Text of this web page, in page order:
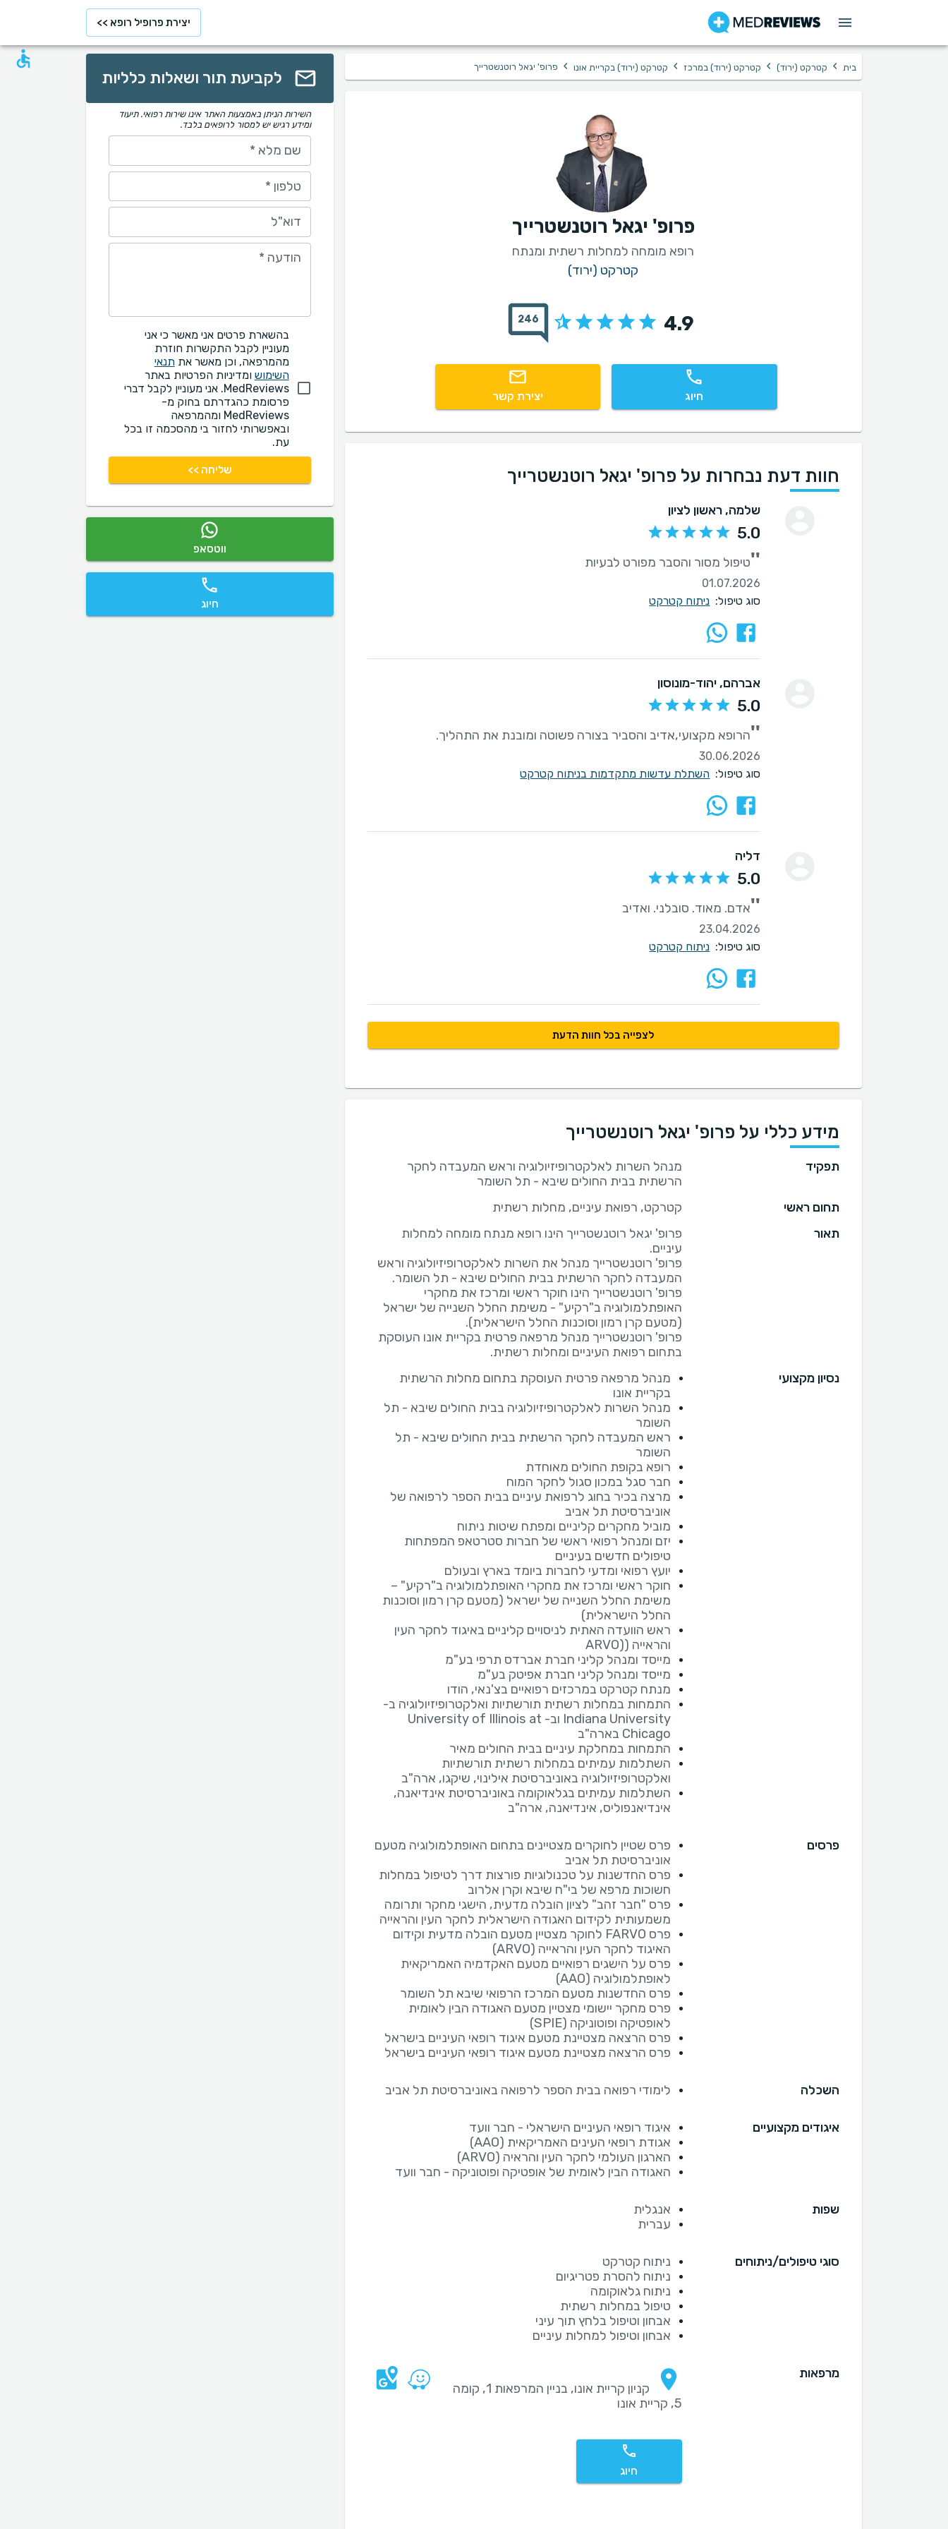
יצירת פרופיל רופא >>
בית › קטרקט (ירוד) › קטרקט (ירוד) במרכז › קטרקט (ירוד) בקריית אונו › פרופ' יגאל רוטנשטרייך
פרופ' יגאל רוטנשטרייך
רופא מומחה למחלות רשתית ומנתח
קטרקט (ירוד)
4.9
246
חיוג יצירת קשר
חוות דעת נבחרות על פרופ' יגאל רוטנשטרייך
שלמה, ראשון לציון
5.0
''טיפול מסור והסבר מפורט לבעיות
01.07.2026
סוג טיפול: ניתוח קטרקט
אברהם, יהוד-מונוסון
5.0
''הרופא מקצועי,אדיב והסביר בצורה פשוטה ומובנת את התהליך.
30.06.2026
סוג טיפול: השתלת עדשות מתקדמות בניתוח קטרקט
דליה
5.0
''אדם. מאוד. סובלני. ואדיב
23.04.2026
סוג טיפול: ניתוח קטרקט
לצפייה בכל חוות הדעת
מידע כללי על פרופ' יגאל רוטנשטרייך
תפקיד
מנהל השרות לאלקטרופיזיולוגיה וראש המעבדה לחקר
הרשתית בבית החולים שיבא - תל השומר
תחום ראשי
קטרקט, רפואת עיניים, מחלות רשתית
תאור
פרופ' יגאל רוטנשטרייך הינו רופא מנתח מומחה למחלות
פרופ' רוטנשטרייך מנהל את השרות לאלקטרופיזיולוגיה וראש
פרופ' רוטנשטרייך הינו חוקר ראשי ומרכז את מחקרי
האופתלמולוגיה ב"רקיע" - משימת החלל השנייה של ישראל
פרופ' רוטנשטרייך מנהל מרפאה פרטית בקריית אונו העוסקת
בתחום רפואת העיניים ומחלות רשתית.
נסיון מקצועי
מנהל מרפאה פרטית העוסקת בתחום מחלות הרשתית
בקריית אונו
מנהל השרות לאלקטרופיזיולוגיה בבית החולים שיבא - תל
השומר
ראש המעבדה לחקר הרשתית בבית החולים שיבא - תל
השומר
רופא בקופת החולים מאוחדת
חבר סגל במכון סגול לחקר המוח
מרצה בכיר בחוג לרפואת עיניים בבית הספר לרפואה של
אוניברסיטת תל אביב
מוביל מחקרים קליניים ומפתח שיטות ניתוח
יזם ומנהל רפואי ראשי של חברות סטרטאפ המפתחות
טיפולים חדשים בעיניים
יועץ רפואי ומדעי לחברות ביומד בארץ ובעולם
חוקר ראשי ומרכז את מחקרי האופתלמולוגיה ב"רקיע" –
משימת החלל השנייה של ישראל (מטעם קרן רמון וסוכנות
החלל הישראלית)
ראש הוועדה האתית לניסויים קליניים באיגוד לחקר העין
והראייה ((ARVO
מייסד ומנהל קליני חברת אברדס תרפי בע"מ
מייסד ומנהל קליני חברת אפיטק בע"מ
מנתח קטרקט במרכזים רפואיים בצ'נאי, הודו
התמחות במחלות רשתית תורשתיות ואלקטרופיזיולוגיה ב-
Indiana University וב- University of Illinois at
Chicago בארה"ב
התמחות במחלקת עיניים בבית החולים מאיר
השתלמות עמיתים במחלות רשתית תורשתיות
ואלקטרופיזיולוגיה באוניברסיטת אילינוי, שיקגו, ארה"ב
השתלמות עמיתים בגלאוקומה באוניברסיטת אינדיאנה,
אינדיאנפוליס, אינדיאנה, ארה"ב
פרסים
פרס שטיין לחוקרים מצטיינים בתחום האופתלמולוגיה מטעם
אוניברסיטת תל אביב
פרס החדשנות על טכנולוגיות פורצות דרך לטיפול במחלות
חשוכות מרפא של בי"ח שיבא וקרן אלרוב
פרס "חבר זהב" לציון הובלה מדעית, הישגי מחקר ותרומה
משמעותית לקידום האגודה הישראלית לחקר העין והראייה
פרס FARVO לחוקר מצטיין מטעם הובלה מדעית וקידום
האיגוד לחקר העין והראייה (ARVO)
פרס על הישגים רפואיים מטעם האקדמיה האמריקאית
לאופתלמולוגיה (AAO)
פרס החדשנות מטעם המרכז הרפואי שיבא תל השומר
פרס מחקר יישומי מצטיין מטעם האגודה הבין לאומית
לאופטיקה ופוטוניקה (SPIE)
פרס הרצאה מצטיינת מטעם איגוד רופאי העיניים בישראל
פרס הרצאה מצטיינת מטעם איגוד רופאי העיניים בישראל
השכלה לימודי רפואה בבית הספר לרפואה באוניברסיטת תל אביב
איגודים מקצועיים
איגוד רופאי העיניים הישראלי - חבר וועד
אגודת רופאי העינים האמריקאית (AAO)
הארגון העולמי לחקר העין והראיה (ARVO)
האגודה הבין לאומית של אופטיקה ופוטוניקה - חבר וועד
שפות
אנגלית
עברית
סוגי טיפולים/ניתוחים
ניתוח קטרקט
ניתוח להסרת פטריגיום
ניתוח גלאוקומה
טיפול במחלות רשתית
אבחון וטיפול בלחץ תוך עיני
אבחון וטיפול למחלות עיניים
מרפאות
קניון קריית אונו, בניין המרפאות 1, קומה
5, קריית אונו
חיוג
לקביעת תור ושאלות כלליות
השירות הניתן באמצעות האתר אינו שירות רפואי. תיעוד
ומידע רגיש יש למסור לרופאים בלבד.
שם מלא *
טלפון *
דוא"ל
הודעה *
בהשארת פרטים אני מאשר כי אני
מעוניין לקבל התקשרות חוזרת
מהמרפאה, וכן מאשר אתתנאי
השימוש ומדיניות הפרטיות באתר
MedReviews. אני מעוניין לקבל דברי
פרסומת כהגדרתם בחוק מ-
MedReviews ומהמרפאה
ובאפשרותי לחזור בי מהסכמה זו בכל
עת.
שליחה >>
ווטסאפ
חיוג